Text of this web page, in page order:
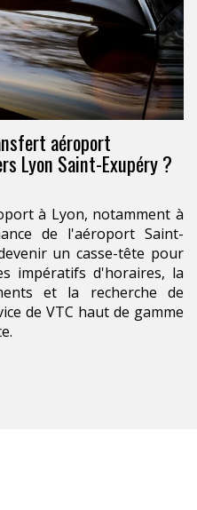
aéroport
Lyon Saint-Exupéry ?
à Lyon, notamment à
de l'aéroport Saint-
un casse-tête pour
impératifs d'horaires, la
et la recherche de
de VTC haut de gamme